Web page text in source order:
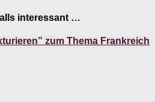
interessant …
zum Thema Frankreich